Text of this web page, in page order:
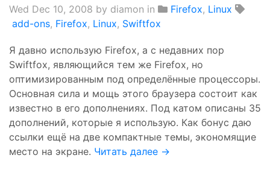
Wed Dec 10, 2008 by diamon in Firefox, Linux
add-ons, Firefox, Linux, Swiftfox
Я давно использую Firefox, а с недавних пор
Swiftfox, являющийся тем же Firefox, но
оптимизированным под определённые процессоры.
Основная сила и мощь этого браузера состоит как
известно в его дополнениях. Под катом описаны 35
дополнений, которые я использую. Как бонус даю
ссылки ещё на две компактные темы, экономящие
место на экране. Читать далее →